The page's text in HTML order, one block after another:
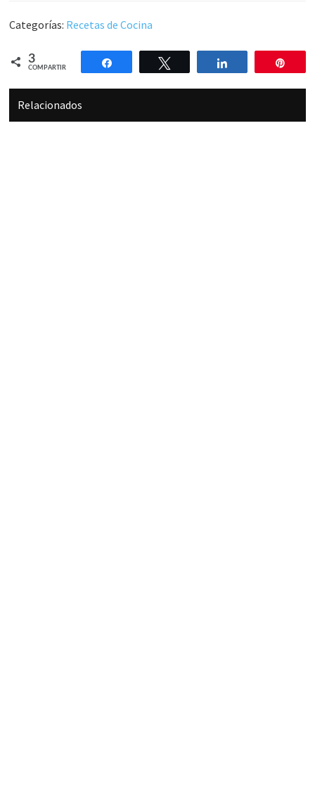
Categorías: Recetas de Cocina
3
COMPARTIR
Compartir Compartir
Relacionados